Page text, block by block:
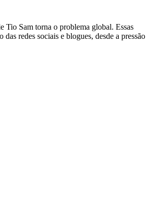
Tio Sam torna o problema global. Essas
redes sociais e blogues, desde a pressão